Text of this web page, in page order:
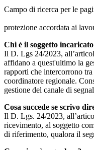
Campo di ricerca per le
protezione accordata ai
Chi è il soggetto
Il D. Lgs 24/2023,
affidano a quest'ultimo la
rapporti che intercorrono
coordinatore regionale.
gestione del canale di
Cosa succede se scrivo
Il D. Lgs. 24/2023,
ricevimento, al soggetto
di riferimento, qualora il